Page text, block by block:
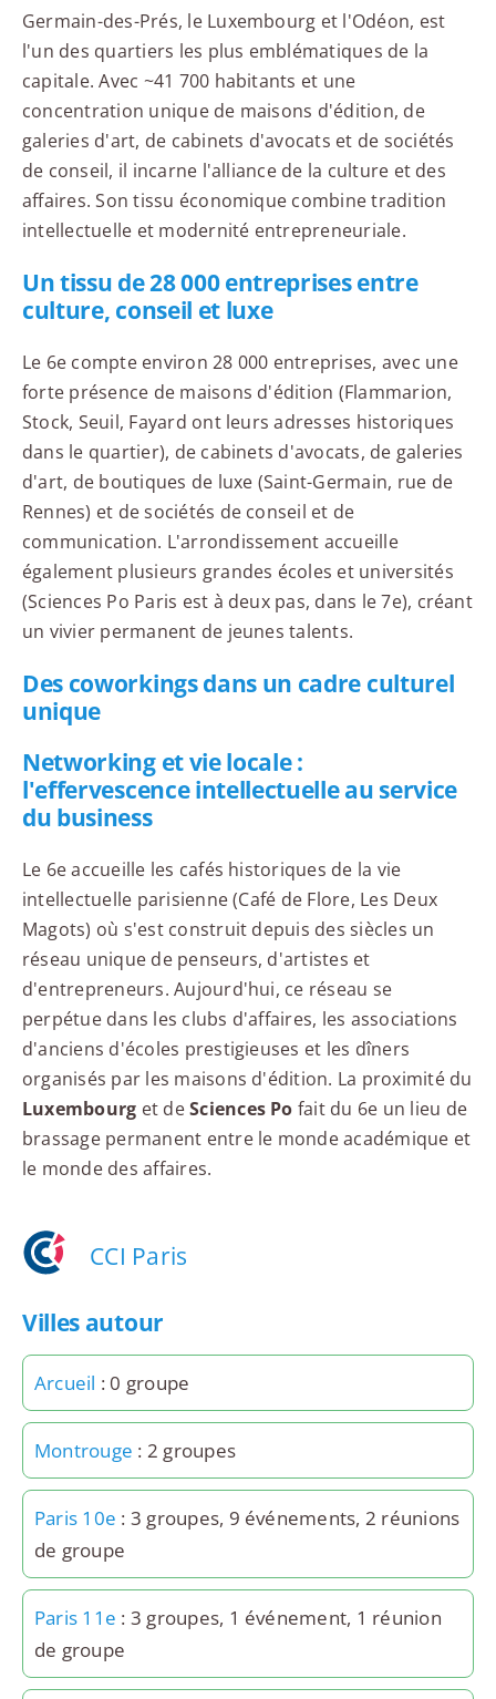
Germain-des-Prés, le Luxembourg et l'Odéon, est
l'un des quartiers les plus emblématiques de la
capitale. Avec ~41 700 habitants et une
concentration unique de maisons d'édition, de
galeries d'art, de cabinets d'avocats et de sociétés
de conseil, il incarne l'alliance de la culture et des
affaires. Son tissu économique combine tradition
intellectuelle et modernité entrepreneuriale.
Un tissu de 28 000 entreprises entre
culture, conseil et luxe
Le 6e compte environ 28 000 entreprises, avec une
forte présence de maisons d'édition (Flammarion,
Stock, Seuil, Fayard ont leurs adresses historiques
dans le quartier), de cabinets d'avocats, de galeries
d'art, de boutiques de luxe (Saint-Germain, rue de
Rennes) et de sociétés de conseil et de
communication. L'arrondissement accueille
également plusieurs grandes écoles et universités
(Sciences Po Paris est à deux pas, dans le 7e), créant
un vivier permanent de jeunes talents.
Des coworkings dans un cadre culturel
unique
Networking et vie locale :
l'effervescence intellectuelle au service
du business
Le 6e accueille les cafés historiques de la vie
intellectuelle parisienne (Café de Flore, Les Deux
Magots) où s'est construit depuis des siècles un
réseau unique de penseurs, d'artistes et
d'entrepreneurs. Aujourd'hui, ce réseau se
perpétue dans les clubs d'affaires, les associations
d'anciens d'écoles prestigieuses et les dîners
organisés par les maisons d'édition. La proximité du
Luxembourg et deSciences Po fait du 6e un lieu de
brassage permanent entre le monde académique et
le monde des affaires.
CCI Paris
Villes autour
Arcueil : 0 groupe
Montrouge : 2 groupes
Paris 10e : 3 groupes, 9 événements, 2 réunions
de groupe
Paris 11e : 3 groupes, 1 événement, 1 réunion
de groupe